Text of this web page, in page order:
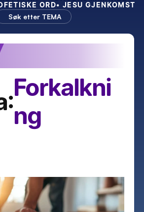
ORD• JESU GJENKOMST
Søk etter TEMA
– med kraft!
Forkalkni
ng